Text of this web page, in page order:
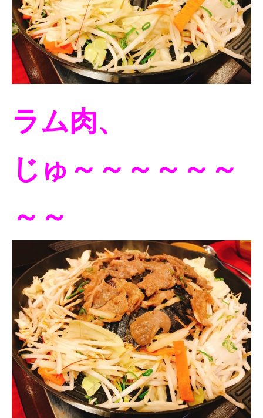
ラム肉、
じゅ～～～～～～
～～